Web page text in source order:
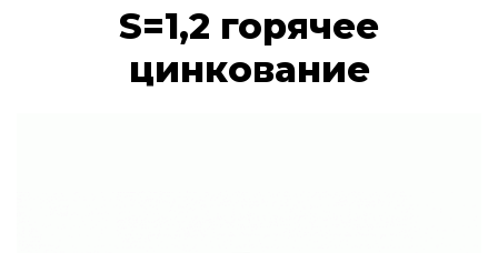
S=1,2 горячее
цинкование